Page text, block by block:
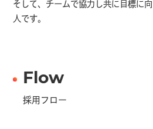
そして、チームで協力し共に目標に
人です。
Flow
採用フロー